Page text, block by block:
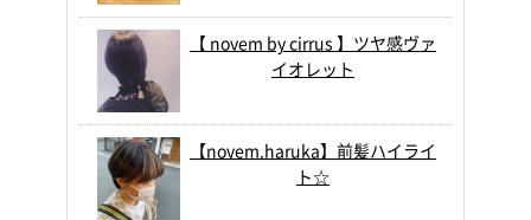
【 novem by cirrus 】ツヤ感ヴァ
イオレット
【novem.haruka】前髪ハイライ
ト☆